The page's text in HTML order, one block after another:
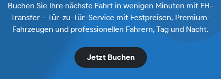
Buchen Sie Ihre nächste Fahrt in wenigen Minuten mit FH-
Transfer – Tür-zu-Tür-Service mit Festpreisen, Premium-
Fahrzeugen und professionellen Fahrern, Tag und Nacht.
Jetzt Buchen